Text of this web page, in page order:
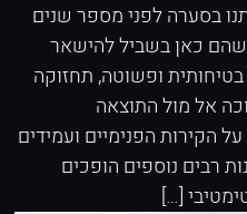
בסערה לפני מספר שנים
מוכיחים שהם כאן בשביל להישאר
ופשוטה, תחזוקה
אל מול התוצאה
הקירות הפנימיים ועמידים
רבים נוספים הופכים
[…]